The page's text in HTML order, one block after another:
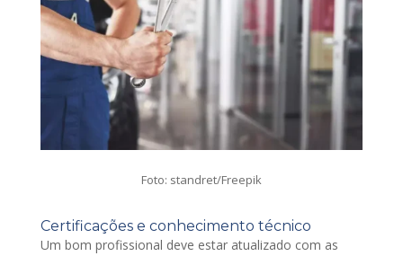
Foto: standret/Freepik
Certificações e conhecimento técnico
Um bom profissional deve estar atualizado com as